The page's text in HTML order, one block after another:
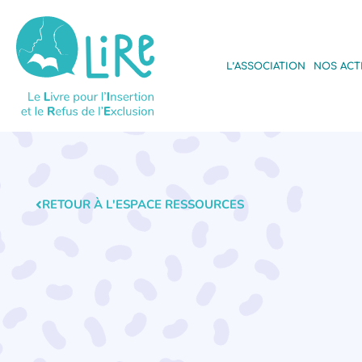
L’ASSOCIATION NOS
RETOUR À L'ESPACE RESSOURCES